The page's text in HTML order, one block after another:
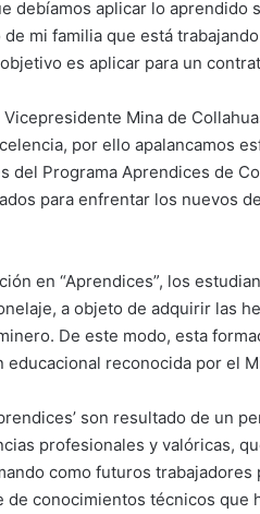
debíamos aplicar lo aprendido
mi familia que está
es aplicar para un
Mina de
por ello apalancamos
del Programa Aprendices de
para enfrentar los nuevos
en “Aprendices”, los
a objeto de adquirir las
De este modo, esta
educacional reconocida por el
son resultado de un
profesionales y valóricas,
como futuros
de conocimientos técnicos que